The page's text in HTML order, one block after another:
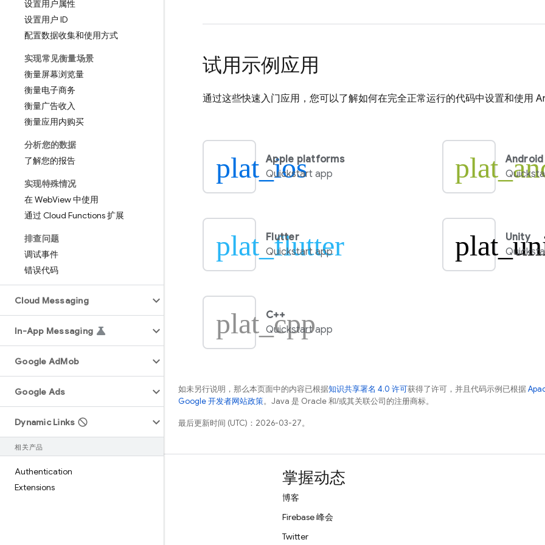
设置用户属性
设置用户 ID
配置数据收集和使用方式
实现常见衡量场景
衡量屏幕浏览量
衡量电子商务
衡量广告收入
衡量应用内购买
分析您的数据
了解您的报告
实现特殊情况
在 WebView 中使用
通过 Cloud Functions 扩展
排查问题
调试事件
错误代码
Cloud Messaging
In-App Messaging
Google AdMob
Google Ads
Dynamic Links
相关产品
Authentication
Extensions
试用示例应用
通过这些快速入门应用，您可以了解如何在完全正常运行的代码中设置和使用
plat_ios
Apple platforms
Quickstart app
Android
plat_flutter
Flutter
Quickstart app
Unity
plat_cpp
C++
Quickstart app
如未另行说明，那么本页面中的内容已根据知识共享署名 4.0 许可获得了许可，并且代码示例已根据
Google 开发者网站政策。Java 是 Oracle 和/或其关联公司的注册商标。
最后更新时间 (UTC)：2026-03-27。
学习 掌握动态
博客
Firebase 峰会
Twitter